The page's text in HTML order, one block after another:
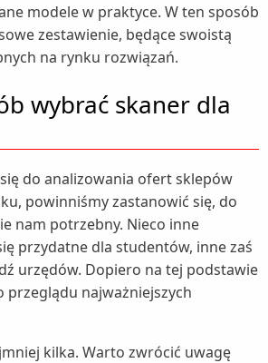
modele w praktyce. W ten sposób
zestawienie, będące swoistą
na rynku rozwiązań.
wybrać skaner dla
do analizowania ofert sklepów
powinniśmy zastanowić się, do
nam potrzebny. Nieco inne
przydatne dla studentów, inne zaś
urzędów. Dopiero na tej podstawie
przeglądu najważniejszych
kilka. Warto zwrócić uwagę